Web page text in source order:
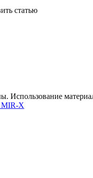
статью
Использование
MIR-X